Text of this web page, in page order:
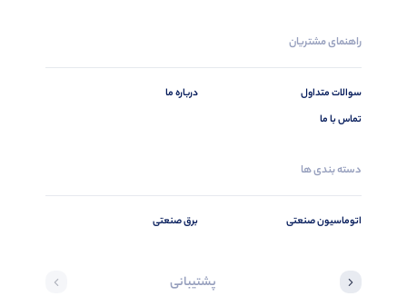
راهنمای مشتریان
سوالات متداول
تماس با ما
درباره ما
دسته بندی ها
اتوماسیون صنعتی برق صنعتی
پشتیبانی